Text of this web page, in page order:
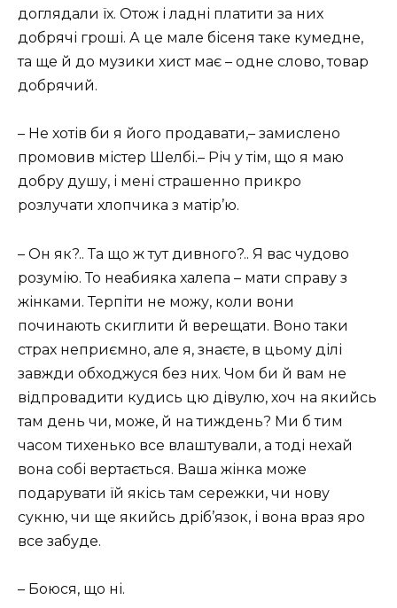
доглядали їх. Отож і ладні платити за них
добрячі гроші. А це мале бісеня таке кумедне,
та ще й до музики хист має – одне слово, товар
добрячий.
– Не хотів би я його продавати,– замислено
промовив містер Шелбі.– Річ у тім, що я маю
добру душу, і мені страшенно прикро
розлучати хлопчика з матір’ю.
– Он як?.. Та що ж тут дивного?.. Я вас чудово
розумію. То неабияка халепа – мати справу з
жінками. Терпіти не можу, коли вони
починають скиглити й верещати. Воно таки
страх неприємно, але я, знаєте, в цьому ділі
завжди обходжуся без них. Чом би й вам не
відпровадити кудись цю дівулю, хоч на якийсь
там день чи, може, й на тиждень? Ми б тим
часом тихенько все влаштували, а тоді нехай
вона собі вертається. Ваша жінка може
подарувати їй якісь там сережки, чи нову
сукню, чи ще якийсь дріб’язок, і вона враз яро
все забуде.
– Боюся, що ні.